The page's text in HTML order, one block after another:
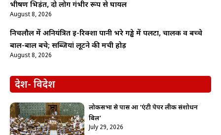
भीषण भिड़ंत, दो लोग गंभीर रूप से घायल
August 8, 2026
निचलौल में अनियंत्रित ई-रिक्शा पानी भरे गड्ढे में पलटा, चालक व बच्चे
बाल-बाल बचे; सब्जियां लूटने की मची होड़
August 8, 2026
देश- विदेश
लोकसभा से पास हुआ ‘एंटी पेपर लीक संशोधन
बिल’
July 29, 2026